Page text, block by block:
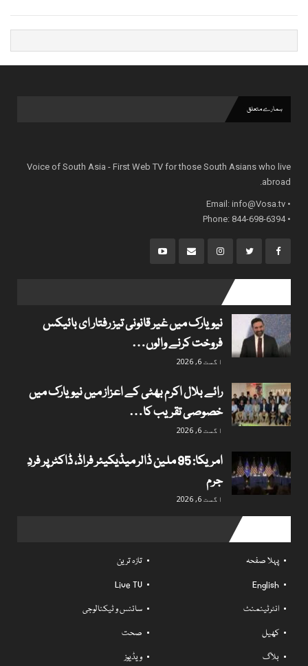
ہمارے متعلق
Voice of South Asia - First Web TV for those South Asians who live
abroad.
• Email:
info@Vosa.tv
• Phone: 844-698-6394
نیویارک میں غیر قانونی تیز رفتار ای بائیکس
فروخت کرنے والوں…
اگست 6, 2026
رائے بلال اکرم بھٹی کے اعزاز میں نیویارک میں
خصوصی تقریب کا…
اگست 6, 2026
امریکا: 95 ملین ڈالر میڈیکیئر فراڈ، ڈاکٹر پر فردِ
جرم
اگست 6, 2026
پہلا صفحہ
تازہ ترین
English
Live TV
انٹرٹینمنٹ
سائنس و ٹیکنالوجی
کھیل
صحت
بلاگ
ویڈیوز